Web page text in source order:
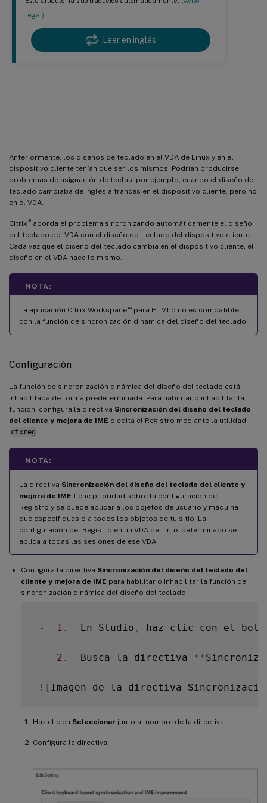
legal)
Leer en inglés
Anteriormente, los diseños de teclado en el VDA de Linux y en el
dispositivo cliente tenían que ser los mismos. Podrían producirse
problemas de asignación de teclas, por ejemplo, cuando el diseño del
teclado cambiaba de inglés a francés en el dispositivo cliente, pero no
en el VDA.
Citrix ®aborda el problema sincronizando automáticamente el diseño
del teclado del VDA con el diseño del teclado del dispositivo cliente.
Cada vez que el diseño del teclado cambia en el dispositivo cliente, el
diseño en el VDA hace lo mismo.
NOTA:
La aplicación Citrix Workspace™para HTML5 no es compatible
con la función de sincronización dinámica del diseño del teclado.
Configuración
La función de sincronización dinámica del diseño del teclado está
inhabilitada de forma predeterminada. Para habilitar o inhabilitar la
función, configura la directiva Sincronización del diseño del teclado
del cliente y mejora de IME o edita el Registro mediante la utilidad
ctxreg
NOTA:
La directiva Sincronización del diseño del teclado del cliente y
mejora de IME tiene prioridad sobre la configuración del
Registro y se puede aplicar a los objetos de usuario y máquina
que especifiques o a todos los objetos de tu sitio. La
configuración del Registro en un VDA de Linux determinado se
aplica a todas las sesiones de ese VDA.
Configura la directiva Sincronización del diseño del teclado del
cliente y mejora de IME para habilitar o inhabilitar la función de
sincronización dinámica del diseño del teclado:
- 1.
  En Studio
, haz clic con el
- 2.
  Busca la directiva
**
! [ Imagen de la directiva
Haz clic en Seleccionar junto al nombre de la directiva.
Configura la directiva.